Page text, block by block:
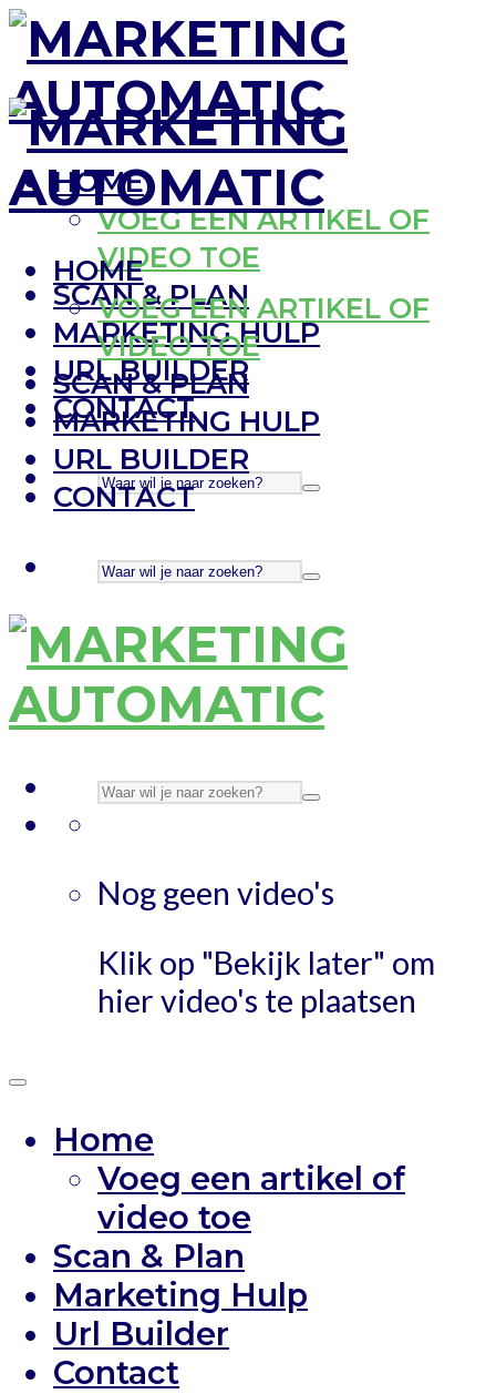
HOME
VOEG EEN ARTIKEL OF
VIDEO TOE
SCAN & PLAN
MARKETING HULP
URL BUILDER
CONTACT
HOME
VOEG EEN ARTIKEL OF
VIDEO TOE
SCAN & PLAN
MARKETING HULP
URL BUILDER
CONTACT
Nog geen video's
Klik op "Bekijk later" om
hier video's te plaatsen
Home
Voeg een artikel of
video toe
Scan & Plan
Marketing Hulp
Url Builder
Contact